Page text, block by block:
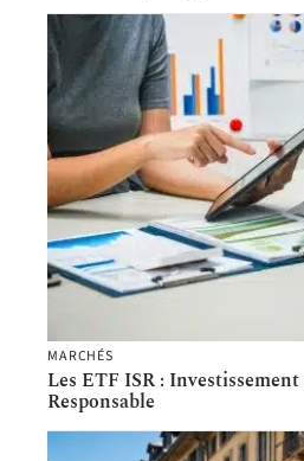
MARCHÉS
Les ETF ISR :
Responsable